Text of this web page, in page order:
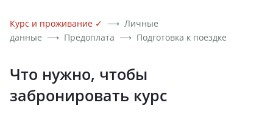
Курс и проживание ✓ ⟶ Личные
данные ⟶ Предоплата ⟶ Подготовка к поездке
Что нужно, чтобы
забронировать курс